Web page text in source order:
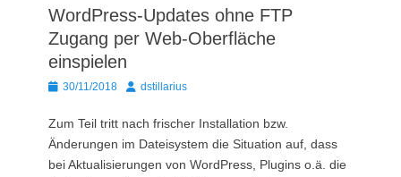
WordPress-Updates ohne FTP
Zugang per Web-Oberfläche
einspielen
Posted
30/11/2018 Autordstillarius
Zum Teil tritt nach frischer Installation bzw.
Änderungen im Dateisystem die Situation auf, dass
bei Aktualisierungen von WordPress, Plugins o.ä. die